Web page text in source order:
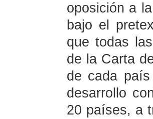
oposición a
bajo el
que todas
de la Carta
de cada
desarrollo
20 países, a